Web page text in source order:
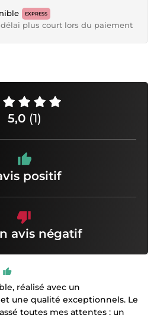
EXPRESS
plus court lors du paiement
5,0 (1)
positif
avis négatif
réalisé avec un
une qualité exceptionnels. Le
toutes mes attentes : un